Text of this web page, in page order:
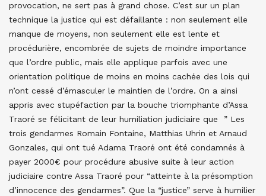
provocation, ne sert pas à grand chose. C’est sur un plan
technique la justice qui est défaillante : non seulement elle
manque de moyens, non seulement elle est lente et
procédurière, encombrée de sujets de moindre importance
que l’ordre public, mais elle applique parfois avec une
orientation politique de moins en moins cachée des lois qui
n’ont cessé d’émasculer le maintien de l’ordre. On a ainsi
appris avec stupéfaction par la bouche triomphante d’Assa
Traoré se félicitant de leur humiliation judiciaire que ” Les
trois gendarmes Romain Fontaine, Matthias Uhrin et Arnaud
Gonzales, qui ont tué Adama Traoré ont été condamnés à
payer 2000€ pour procédure abusive suite à leur action
judiciaire contre Assa Traoré pour “atteinte à la présomption
d’innocence des gendarmes”. Que la “justice” serve à humilier